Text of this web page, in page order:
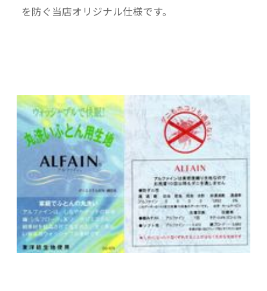
を防ぐ当店オリジナル仕様です。